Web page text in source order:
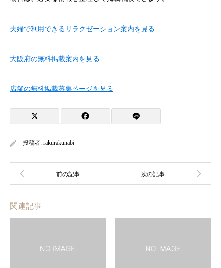
夫婦で利用できるリラクゼーション案内を見る
大阪府の無料掲載案内を見る
店舗の無料掲載募集ページを見る
投稿者: rakurakunabi
関連記事